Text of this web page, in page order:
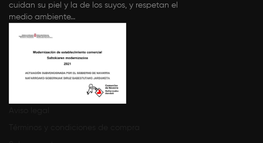
cuidan su piel y la de los suyos, y respetan el
medio ambiente…